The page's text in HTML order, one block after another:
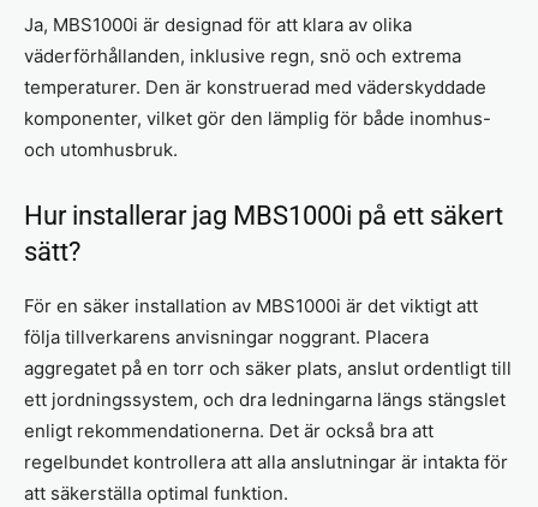
Ja, MBS1000i är designad för att klara av olika
väderförhållanden, inklusive regn, snö och extrema
temperaturer. Den är konstruerad med väderskyddade
komponenter, vilket gör den lämplig för både inomhus-
och utomhusbruk.
Hur installerar jag MBS1000i på ett säkert
sätt?
För en säker installation av MBS1000i är det viktigt att
följa tillverkarens anvisningar noggrant. Placera
aggregatet på en torr och säker plats, anslut ordentligt till
ett jordningssystem, och dra ledningarna längs stängslet
enligt rekommendationerna. Det är också bra att
regelbundet kontrollera att alla anslutningar är intakta för
att säkerställa optimal funktion.